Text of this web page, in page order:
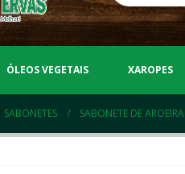
ÓLEOS VEGETAIS XAROPES
SABONETES SABONETE DE AROEIRA